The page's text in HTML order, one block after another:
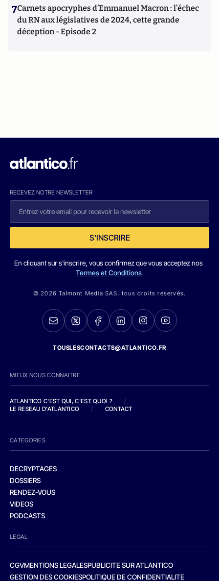
7Carnets apocryphes d’Emmanuel Macron : l’échec
du RN aux législatives de 2024, cette grande
déception - Episode 2
RECEVEZ NOTRE NEWSLETTER
S'INSCRIRE
En cliquant sur s'inscrire, vous confirmez que vous acceptez nos
Termes et Conditions
© 2026 Talmont Media SAS. tous droits réservés.
TOUSLESCONTACTS@ATLANTICO.FR
MIEUX NOUS CONNAITRE
ATLANTICO C'EST QUI, C'EST QUOI ?
/
LE RESEAU D'ATLANTICO
/ CONTACT
CATEGORIES
DECRYPTAGES
DOSSIERS
RENDEZ-VOUS
VIDEOS
PODCASTS
LEGAL
CGVMENTIONS LEGALESPUBLICITE SUR ATLANTICO
GESTION DES COOKIESPOLITIQUE DE CONFIDENTIALITE